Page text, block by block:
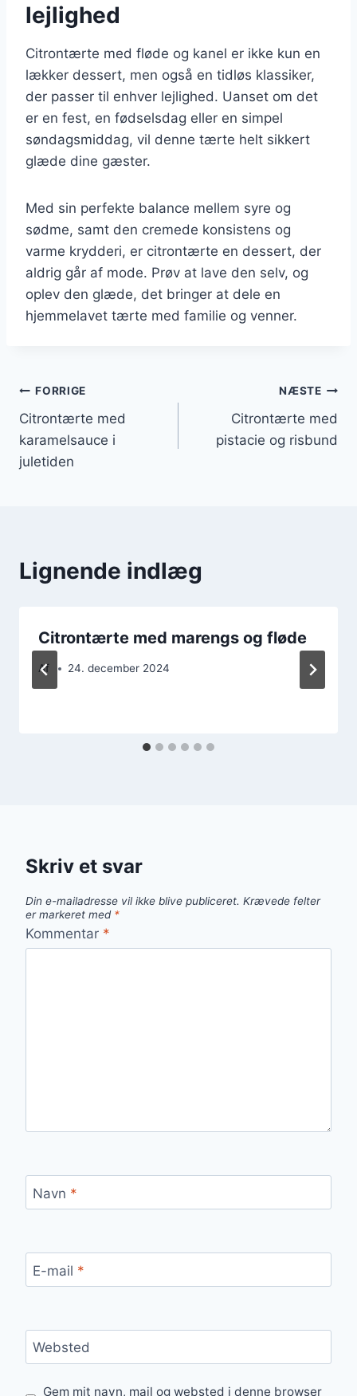
lejlighed
Citrontærte med fløde og kanel er ikke kun en
lækker dessert, men også en tidløs klassiker,
der passer til enhver lejlighed. Uanset om det
er en fest, en fødselsdag eller en simpel
søndagsmiddag, vil denne tærte helt sikkert
glæde dine gæster.
Med sin perfekte balance mellem syre og
sødme, samt den cremede konsistens og
varme krydderi, er citrontærte en dessert, der
aldrig går af mode. Prøv at lave den selv, og
oplev den glæde, det bringer at dele en
hjemmelavet tærte med familie og venner.
Indlægsnavigation
FORRIGE
Citrontærte med
karamelsauce i
juletiden
NÆSTE
Citrontærte med
pistacie og risbund
Lignende indlæg
Citrontærte med marengs og fløde
Af 24. december 2024
Skriv et svar
Din e-mailadresse vil ikke blive publiceret. Krævede felter
er markeret med *
Kommentar *
Navn *
E-mail *
Websted
Gem mit navn, mail og websted i denne browser